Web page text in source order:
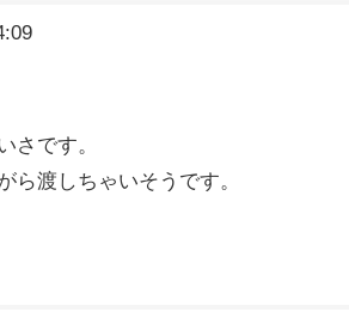
さです。
ら渡しちゃいそうです。